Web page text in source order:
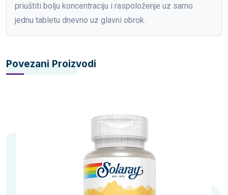
priuštiti bolju koncentraciju i raspoloženje uz samo
jednu tabletu dnevno uz glavni obrok.
Povezani Proizvodi